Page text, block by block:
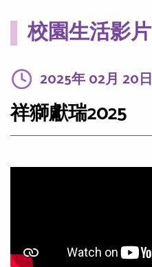
校園生活影片
2025年 02月 20日
祥獅獻瑞2025